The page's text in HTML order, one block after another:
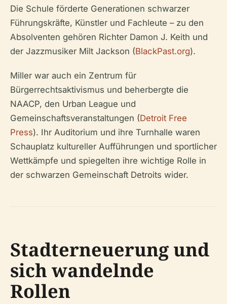
Die Schule förderte Generationen schwarzer
Führungskräfte, Künstler und Fachleute – zu den
Absolventen gehören Richter Damon J. Keith und
der Jazzmusiker Milt Jackson (BlackPast.org).
Miller war auch ein Zentrum für
Bürgerrechtsaktivismus und beherbergte die
NAACP, den Urban League und
Gemeinschaftsveranstaltungen (Detroit Free
Press). Ihr Auditorium und ihre Turnhalle waren
Schauplatz kultureller Aufführungen und sportlicher
Wettkämpfe und spiegelten ihre wichtige Rolle in
der schwarzen Gemeinschaft Detroits wider.
Stadterneuerung und
sich wandelnde
Rollen